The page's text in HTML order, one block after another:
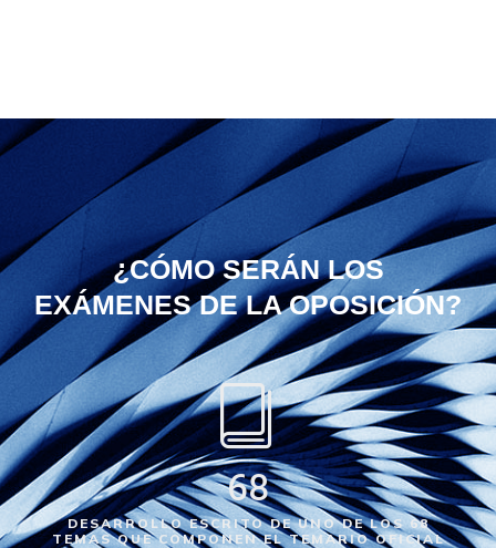
¿CÓMO SERÁN LOS
EXÁMENES DE LA OPOSICIÓN?
68
DESARROLLO ESCRITO DE UNO DE LOS 68
TEMAS QUE COMPONEN EL TEMARIO OFICIAL